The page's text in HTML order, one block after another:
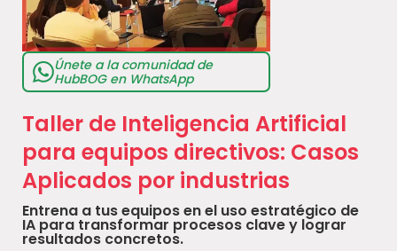
Únete a la comunidad de
HubBOG en WhatsApp
Taller de Inteligencia Artificial
para equipos directivos: Casos
Aplicados por industrias
Entrena a tus equipos en el uso estratégico de
IA para transformar procesos clave y lograr
resultados concretos.